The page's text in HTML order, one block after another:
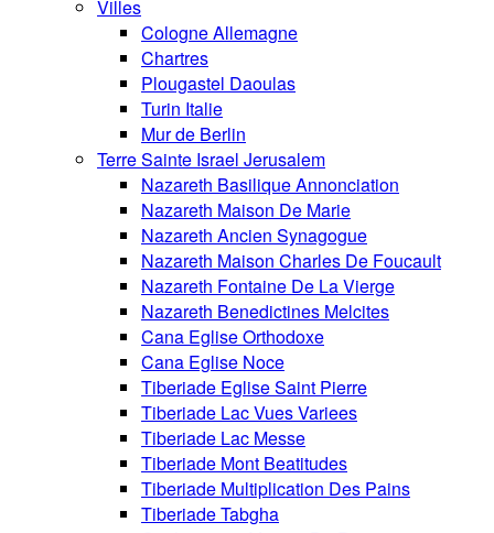
Villes
Cologne Allemagne
Chartres
Plougastel Daoulas
Turin Italie
Mur de Berlin
Terre Sainte Israel Jerusalem
Nazareth Basilique Annonciation
Nazareth Maison De Marie
Nazareth Ancien Synagogue
Nazareth Maison Charles De Foucault
Nazareth Fontaine De La Vierge
Nazareth Benedictines Melcites
Cana Eglise Orthodoxe
Cana Eglise Noce
Tiberiade Eglise Saint Pierre
Tiberiade Lac Vues Variees
Tiberiade Lac Messe
Tiberiade Mont Beatitudes
Tiberiade Multiplication Des Pains
Tiberiade Tabgha